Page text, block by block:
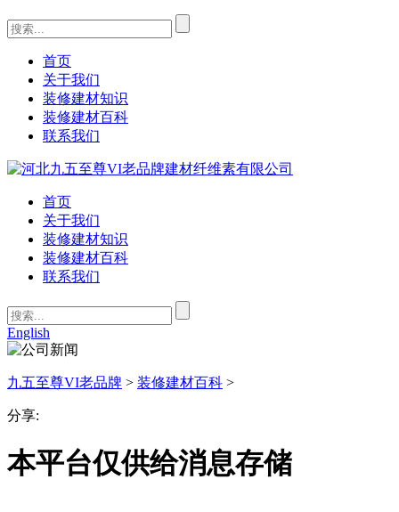
首页
关于我们
装修建材知识
装修建材百科
联系我们
首页
关于我们
装修建材知识
装修建材百科
联系我们
English
九五至尊VI老品牌 > 装修建材百科 >
分享:
本平台仅供给消息存储